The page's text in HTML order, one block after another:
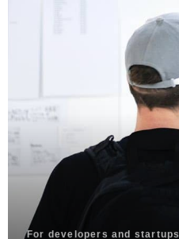
For developers and startups